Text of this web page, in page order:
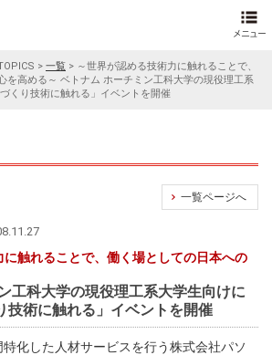
> 一覧 > ～世界が認める技術力に触れることで、
を高める～ ベトナム ホーチミン工科大学の現役理工系
くり技術に触れる」イベントを開催
一覧ページへ
に触れることで、働く場としての日本への
工科大学の現役理工系大学生向けに
技術に触れる」イベントを開催
化した人材サービスを行う株式会社パソ